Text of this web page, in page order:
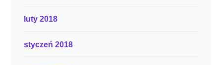
luty 2018
styczeń 2018